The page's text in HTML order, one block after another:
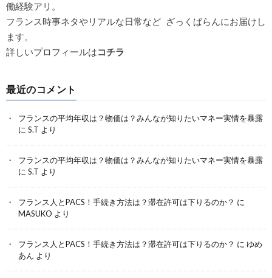
働経験アリ。
フランス時事ネタやリアルな日常など ざっくばらんにお届けし
ます。
詳しいプロフィールはコチラ
最近のコメント
フランスの平均年収は？物価は？みんなが知りたいマネー実情を暴露
に S.T より
フランスの平均年収は？物価は？みんなが知りたいマネー実情を暴露
に S.T より
フランス人とPACS！手続き方法は？滞在許可は下りるのか？ に
MASUKO より
フランス人とPACS！手続き方法は？滞在許可は下りるのか？ に ゆめ
あん より